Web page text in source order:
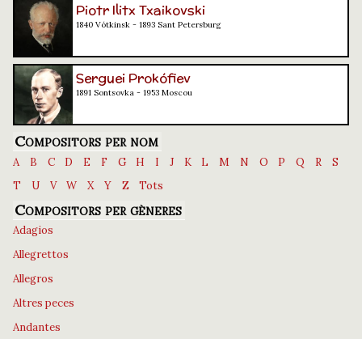
Piotr Ilitx Txaikovski
1840 Vótkinsk - 1893 Sant Petersburg
Serguei Prokófiev
1891 Sontsovka - 1953 Moscou
Compositors per nom
A B C D E F G H I J K L M N O P Q R
S
T
U V W X Y Z Tots
Compositors per gèneres
Adagios
Allegrettos
Allegros
Altres peces
Andantes